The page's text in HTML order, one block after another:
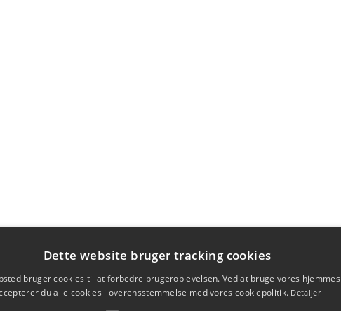
Dette website bruger tracking cookies
bruger cookies til at forbedre brugeroplevelsen. Ved at bruge vores
du alle cookies i overensstemmelse med vores cookiepolitik. Detaljer